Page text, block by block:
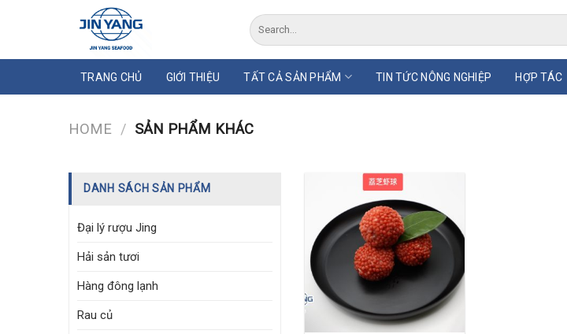
Search
for:
TRANG CHỦ GIỚI THIỆU TẤT CẢ SẢN PHẨM TIN TỨC NÔNG NGHIỆP HỢP TÁC
HOME / SẢN PHẨM KHÁC
DANH SÁCH SẢN PHẨM
Đại lý rượu Jing
Hải sản tươi
Hàng đông lạnh
Rau củ